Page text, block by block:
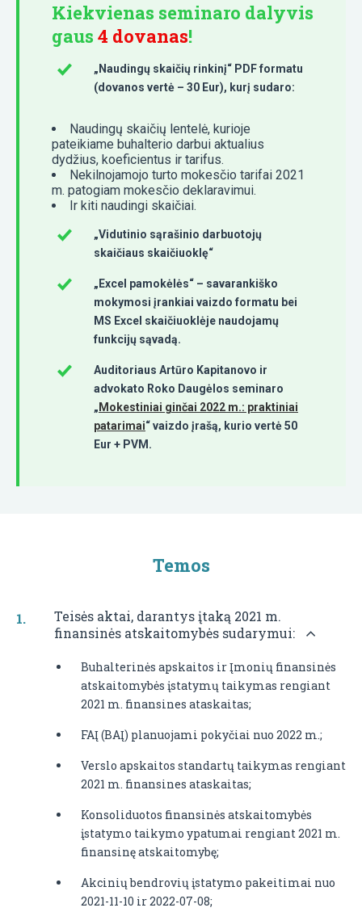
Kiekvienas seminaro dalyvis
gaus 4 dovanas!
„Naudingų skaičių rinkinį“ PDF formatu
(dovanos vertė – 30 Eur), kurį sudaro:
Naudingų skaičių lentelė, kurioje
pateikiame buhalterio darbui aktualius
dydžius, koeficientus ir tarifus.
Nekilnojamojo turto mokesčio tarifai 2021
m. patogiam mokesčio deklaravimui.
Ir kiti naudingi skaičiai.
„Vidutinio sąrašinio darbuotojų
skaičiaus skaičiuoklę“
„Excel pamokėlės“ – savarankiško
mokymosi įrankiai vaizdo formatu bei
MS Excel skaičiuoklėje naudojamų
funkcijų sąvadą.
Auditoriaus Artūro Kapitanovo ir
advokato Roko Daugėlos seminaro
„ Mokestiniai ginčai 2022 m.: praktiniai
patarimai“ vaizdo įrašą, kurio vertė 50
Eur + PVM.
Temos
Teisės aktai, darantys įtaką 2021 m.
finansinės atskaitomybės sudarymui:
Buhalterinės apskaitos ir Įmonių finansinės
atskaitomybės įstatymų taikymas rengiant
2021 m. finansines ataskaitas;
FAĮ (BAĮ) planuojami pokyčiai nuo 2022 m.;
Verslo apskaitos standartų taikymas rengiant
2021 m. finansines ataskaitas;
Konsoliduotos finansinės atskaitomybės
įstatymo taikymo ypatumai rengiant 2021 m.
finansinę atskaitomybę;
Akcinių bendrovių įstatymo pakeitimai nuo
2021-11-10 ir 2022-07-08;